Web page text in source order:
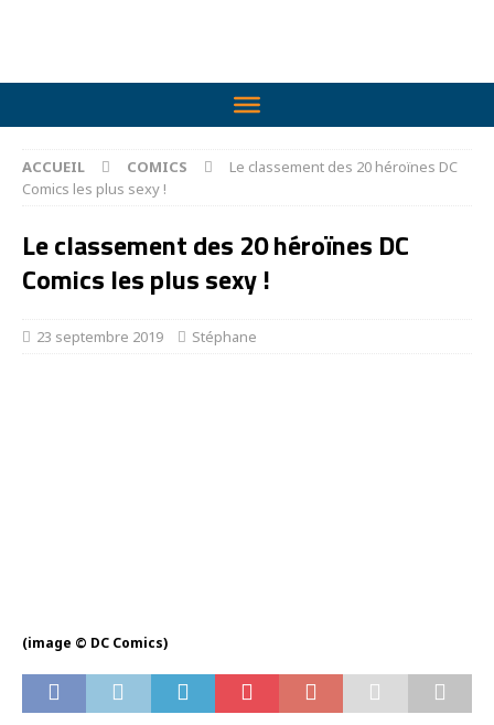
ACCUEIL COMICS
Le classement des 20 héroïnes DC
Comics les plus sexy !
Le classement des 20 héroïnes DC
Comics les plus sexy !
23 septembre 2019 Stéphane
(image © DC Comics)